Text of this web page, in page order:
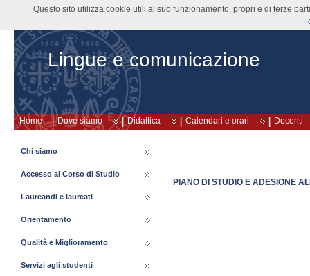
Lingue e comunicazione
Home Dove siamo Didattica Calendari e orari Docenti
PIANO DI STUDIO E ADESIONE
Chi siamo
Accesso al Corso di Studio
Laureandi e laureati
Orientamento
Qualità e Miglioramento
Servizi agli studenti
Questo sito utilizza cookie utili al suo funzionamento, propri e di terze